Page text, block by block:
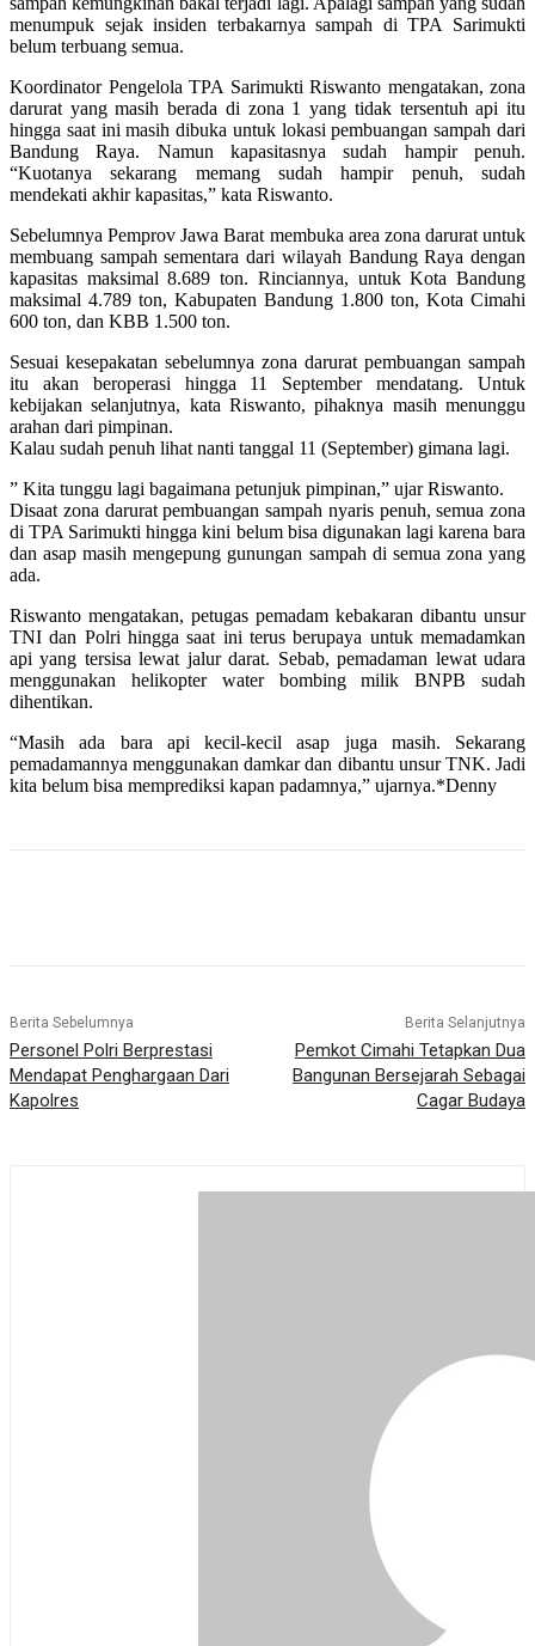
menumpuk sejak insiden terbakarnya sampah di TPA Sarimukti
belum terbuang semua.
Koordinator Pengelola TPA Sarimukti Riswanto mengatakan, zona
darurat yang masih berada di zona 1 yang tidak tersentuh api itu
hingga saat ini masih dibuka untuk lokasi pembuangan sampah dari
Bandung Raya. Namun kapasitasnya sudah hampir penuh.
“Kuotanya sekarang memang sudah hampir penuh, sudah
mendekati akhir kapasitas,” kata Riswanto.
Sebelumnya Pemprov Jawa Barat membuka area zona darurat untuk
membuang sampah sementara dari wilayah Bandung Raya dengan
kapasitas maksimal 8.689 ton. Rinciannya, untuk Kota Bandung
maksimal 4.789 ton, Kabupaten Bandung 1.800 ton, Kota Cimahi
600 ton, dan KBB 1.500 ton.
Sesuai kesepakatan sebelumnya zona darurat pembuangan sampah
itu akan beroperasi hingga 11 September mendatang. Untuk
kebijakan selanjutnya, kata Riswanto, pihaknya masih menunggu
arahan dari pimpinan.
Kalau sudah penuh lihat nanti tanggal 11 (September) gimana lagi.
” Kita tunggu lagi bagaimana petunjuk pimpinan,” ujar Riswanto.
Disaat zona darurat pembuangan sampah nyaris penuh, semua zona
di TPA Sarimukti hingga kini belum bisa digunakan lagi karena bara
dan asap masih mengepung gunungan sampah di semua zona yang
ada.
Riswanto mengatakan, petugas pemadam kebakaran dibantu unsur
TNI dan Polri hingga saat ini terus berupaya untuk memadamkan
api yang tersisa lewat jalur darat. Sebab, pemadaman lewat udara
menggunakan helikopter water bombing milik BNPB sudah
dihentikan.
“Masih ada bara api kecil-kecil asap juga masih. Sekarang
pemadamannya menggunakan damkar dan dibantu unsur TNK. Jadi
kita belum bisa memprediksi kapan padamnya,” ujarnya.*Denny
Berita Sebelumnya
Personel Polri Berprestasi
Mendapat Penghargaan Dari
Kapolres
Berita Selanjutnya
Pemkot Cimahi Tetapkan Dua
Bangunan Bersejarah Sebagai
Cagar Budaya